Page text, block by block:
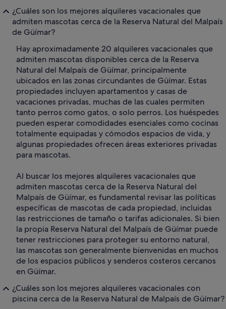
¿Cuáles son los mejores alquileres vacacionales que
admiten mascotas cerca de la Reserva Natural del Malpaís
de Güímar?
Hay aproximadamente 20 alquileres vacacionales que
admiten mascotas disponibles cerca de la Reserva
Natural del Malpaís de Güímar, principalmente
ubicados en las zonas circundantes de Güímar. Estas
propiedades incluyen apartamentos y casas de
vacaciones privadas, muchas de las cuales permiten
tanto perros como gatos, o solo perros. Los huéspedes
pueden esperar comodidades esenciales como cocinas
totalmente equipadas y cómodos espacios de vida, y
algunas propiedades ofrecen áreas exteriores privadas
para mascotas.
Al buscar los mejores alquileres vacacionales que
admiten mascotas cerca de la Reserva Natural del
Malpaís de Güímar, es fundamental revisar las políticas
específicas de mascotas de cada propiedad, incluidas
las restricciones de tamaño o tarifas adicionales. Si bien
la propia Reserva Natural del Malpaís de Güímar puede
tener restricciones para proteger su entorno natural,
las mascotas son generalmente bienvenidas en muchos
de los espacios públicos y senderos costeros cercanos
en Güímar.
¿Cuáles son los mejores alquileres vacacionales con
piscina cerca de la Reserva Natural de Malpaís de Güímar?